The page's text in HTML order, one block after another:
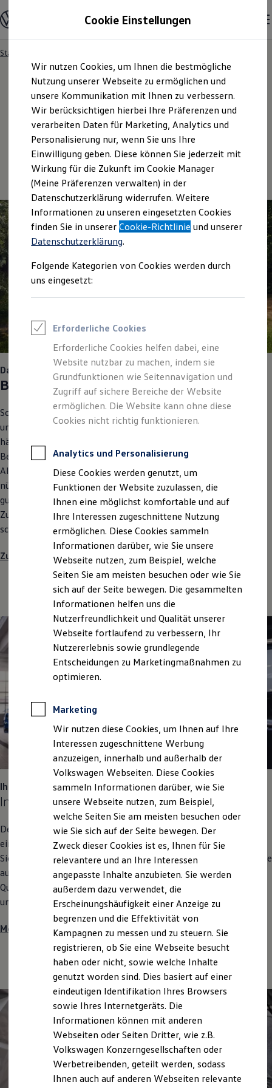
Hauptinhalt
springen
Footer
springen
Modelle & Konfigurator
Nutzfahrzeugkategorien entdecken
Modelle konfigurieren
Vorgängermodelle und Oldtimer
Vorgängermodelle
Oldtimer
Bulli Historie
Branchenlösungen & Gewerbekunden
Umbaulösungen und Hersteller finden
Auf- und Umbauten entdecken & konfigurieren
Groß- und Sonderkunden
Großkunden
Kommunen & Behörden
Journalisten
Sportvereine
Branchenlösungen
Bau & Handwerk
Gewerbliche Personenbeförderung
Service & mobile Werkstätten
Kurier, Logistik & Handel
Kühlfahrzeuge
Feuerwehr
ONE Business ID Vorteile
Fahrzeuge online kaufen
Digitaler Marktplatz
Kauf & Finanzierung
Online-Fahrzeugbewertung
Aktionen & Angebote
E-Auto-Förderung
Für Privatkunden
Für Gewerbekunden
Profi Paket
ProfiPartner für Gebrauchtwagen
Finanzierung
Für Privatkunden
Für Gewerbekunden
Leasing
Für Privatkunden
Für Gewerbekunden
Versicherungen & Garantien
Garantien
Kfz-Versicherung für Nutzfahrzeuge
Restschuldversicherung
Wartungsverträge
Besitzer & Service
Reparatur & Service
Sommer-Special
Reparatur, Pflege & Inspektion
Servicetermin anfragen
Service-Vorteile bei Volkswagen Nutzfahrzeuge
ServicePlus
Economy Service
Räder & Reifen Service
Notdienst und Pannenhilfe
Software, Konnektivität & Apps
California App
VW Connect für Ihren ID. Buzz
VW Connect für Ihren Transporter/Caravelle
VW Connect für Ihren Amarok
VW Connect für andere Modelle
Connect Pro
Fleet Interface Data
Multistop Pathfinder
Übersicht Software Updates
Digitales Bordbuch
Fahrerassistenz- und Sicherheitssysteme
Kontrollleuchten
Batterieverordnung
XTL-Dieselkraftstoff
Ersatzteile und Betriebsflüssigkeiten
Original Zubehör und Lifestyle Produkte
myVolkswagen
myVolkswagen Business
Elektrisch & Autonom
Elektro - & Hybridfahrzeuge
Unser Ansatz
Klimafreundlicher Strom
Reichweite & Ladelösungen
Reichweitensimulator
Ladezeitensimulator
Ladelösungen für Privatkunden
Ladelösungen für Gewerbekunden
Bidirektionales Laden
Förderung & Kosten der Elektrofahrzeuge
Fördermöglichkeiten für Privatkunden
Startseite
Reparatur und Service
Das Sommer-Special
Bereit für den Sommer.Ihr Fahrzeug auch?
Sommer ist auch Urlaubszeit und heißt für viele Menschen
unterwegs sein – für Ihr VolkswagenNutzfahrzeug oft unter
härteren Bedingungen als sonst. Hitze, lange Touren, volle
Beladung und Stop-and-go fordern Material und Technik im
Alltag, auf Reisen oder auch im Arbeitseinsatz. Mit unserem
nützlichen Checks und Original Teilen bringen wir Ihr Fahrzeug
gut vorbereitet in die warme Jahreszeit. Dazu: Praktisches
Zubehör wie Faltbox und Grundträger für Ihr Fahrzeugdach
schaffen Platz für alles Wichtige, was mit muss.
Zum Sommer-Special
Ihre Vorteile: Service und Qualität
In den besten Händen
Der Volkswagen NutzfahrzeugeService bietet seinen Kunden
eine umfassende Komplettbetreuung. Unsere Experten beraten
Sie bereits bei der Anschaffung Ihrer Fahrzeuge und begleiten Sie
auf dem weiteren Weg. Erfahren Sie mehr über unsere
Qualitätsreparaturen, unser speziell ausgebildetes Personal und
unsere hohen Standards.
Mehr zu Ihren Vorteilen
Cookie Einstellungen
Wir nutzen Cookies, um Ihnen die bestmögliche
Nutzung unserer Webseite zu ermöglichen und
unsere Kommunikation mit Ihnen zu verbessern.
Wir berücksichtigen hierbei Ihre Präferenzen und
verarbeiten Daten für Marketing, Analytics und
Personalisierung nur, wenn Sie uns Ihre
Einwilligung geben. Diese können Sie jederzeit mit
Wirkung für die Zukunft im Cookie Manager
(Meine Präferenzen verwalten) in der
Datenschutzerklärung widerrufen. Weitere
Informationen zu unseren eingesetzten Cookies
finden Sie in unsererCookie-Richtlinie und unserer
Datenschutzerklärung.
Folgende Kategorien von Cookies werden durch
uns eingesetzt:
Erforderliche Cookies
Erforderliche Cookies helfen dabei, eine
Website nutzbar zu machen, indem sie
Grundfunktionen wie Seitennavigation und
Zugriff auf sichere Bereiche der Website
ermöglichen. Die Website kann ohne diese
Cookies nicht richtig funktionieren.
Analytics und Personalisierung
Diese Cookies werden genutzt, um
Funktionen der Website zuzulassen, die
Ihnen eine möglichst komfortable und auf
Ihre Interessen zugeschnittene Nutzung
ermöglichen. Diese Cookies sammeln
Informationen darüber, wie Sie unsere
Webseite nutzen, zum Beispiel, welche
Seiten Sie am meisten besuchen oder wie Sie
sich auf der Seite bewegen. Die gesammelten
Informationen helfen uns die
Nutzerfreundlichkeit und Qualität unserer
Webseite fortlaufend zu verbessern, Ihr
Nutzererlebnis sowie grundlegende
Entscheidungen zu Marketingmaßnahmen zu
optimieren.
Marketing
Wir nutzen diese Cookies, um Ihnen auf Ihre
Interessen zugeschnittene Werbung
anzuzeigen, innerhalb und außerhalb der
Volkswagen Webseiten. Diese Cookies
sammeln Informationen darüber, wie Sie
unsere Webseite nutzen, zum Beispiel,
welche Seiten Sie am meisten besuchen oder
wie Sie sich auf der Seite bewegen. Der
Zweck dieser Cookies ist es, Ihnen für Sie
relevantere und an Ihre Interessen
angepasste Inhalte anzubieten. Sie werden
außerdem dazu verwendet, die
Erscheinungshäufigkeit einer Anzeige zu
begrenzen und die Effektivität von
Kampagnen zu messen und zu steuern. Sie
registrieren, ob Sie eine Webseite besucht
haben oder nicht, sowie welche Inhalte
genutzt worden sind. Dies basiert auf einer
eindeutigen Identifikation Ihres Browsers
sowie Ihres Internetgeräts. Die
Informationen können mit anderen
Webseiten oder Seiten Dritter, wie z.B.
Volkswagen Konzerngesellschaften oder
Werbetreibenden, geteilt werden, sodass
Ihnen auch auf anderen Webseiten relevante